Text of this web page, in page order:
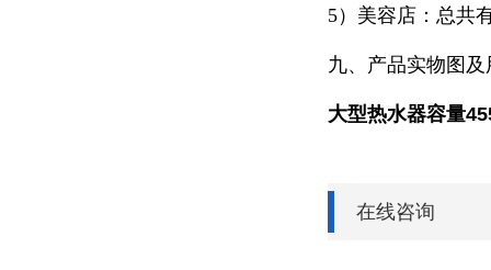
5）美容店：总共
九、产品实物图
大型热水器容量
在线咨询